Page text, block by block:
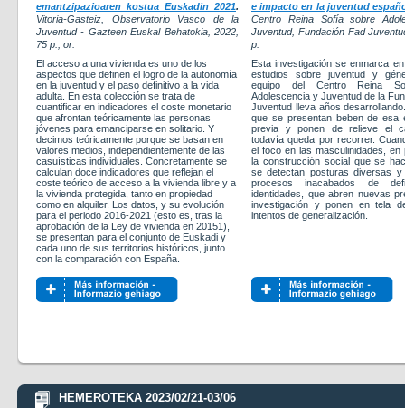
emantzipazioaren kostua Euskadin 2021.
Vitoria-Gasteiz, Observatorio Vasco de la
Juventud - Gazteen Euskal Behatokia, 2022,
75 p., or.
e impacto en la juventud
Centro Reina Sofía sobre
Juventud, Fundación Fad
p.
El acceso a una vivienda es uno de los
aspectos que definen el logro de la autonomía
en la juventud y el paso definitivo a la vida
adulta. En esta colección se trata de
cuantificar en indicadores el coste monetario
que afrontan teóricamente las personas
jóvenes para emanciparse en solitario. Y
decimos teóricamente porque se basan en
valores medios, independientemente de las
casuísticas individuales. Concretamente se
calculan doce indicadores que reflejan el
coste teórico de acceso a la vivienda libre y a
la vivienda protegida, tanto en propiedad
como en alquiler. Los datos, y su evolución
para el periodo 2016-2021 (esto es, tras la
aprobación de la Ley de vivienda en 20151),
se presentan para el conjunto de Euskadi y
cada uno de sus territorios históricos, junto
con la comparación con España.
Esta investigación se enmarca
estudios sobre juventud y
equipo del Centro Reina
Adolescencia y Juventud de la
Juventud lleva años
que se presentan beben de esa
previa y ponen de relieve el
todavía queda por recorrer.
el foco en las masculinidades, en
la construcción social que se
se detectan posturas diversas y
procesos inacabados de
identidades, que abren nuevas
investigación y ponen en tela
intentos de generalización.
HEMEROTEKA 2023/02/21-03/06